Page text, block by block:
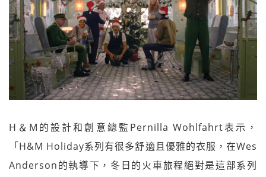
H＆M的設計和創意總監Pernilla Wohlfahrt表示，
「H&M Holiday系列有很多舒適且優雅的衣服，在Wes
Anderson的執導下，冬日的火車旅程絕對是這部系列